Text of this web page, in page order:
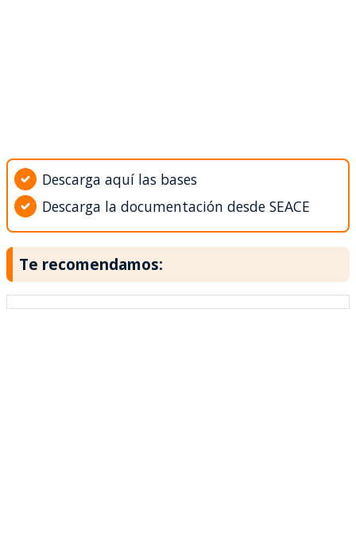
Descarga aquí las bases
Descarga la documentación desde SEACE
Te recomendamos: